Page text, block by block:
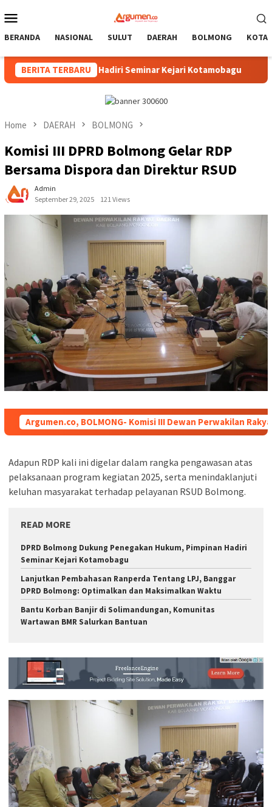
to
Menu
BERANDA NASIONAL SULUT DAERAH BOLMONG
BERITA TERBARU
Hadiri Seminar Kejari Kotamobagu Wali Kota
Home DAERAH BOLMONG
Komisi III DPRD Bolmong Gelar RDP
Bersama Dispora dan Direktur RSUD
Admin
September 29, 2025
121 Views
Argumen.co, BOLMONG- Komisi III Dewan Perwakilan
Adapun RDP kali ini digelar dalam rangka pengawasan atas
pelaksanaan program kegiatan 2025, serta menindaklanjuti
keluhan masyarakat terhadap pelayanan RSUD Bolmong.
READ MORE
DPRD Bolmong Dukung Penegakan Hukum, Pimpinan Hadiri
Seminar Kejari Kotamobagu
Lanjutkan Pembahasan Ranperda Tentang LPJ, Banggar
DPRD Bolmong: Optimalkan dan Maksimalkan Waktu
Bantu Korban Banjir di Solimandungan, Komunitas
Wartawan BMR Salurkan Bantuan